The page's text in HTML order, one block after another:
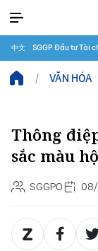
中文 SGGP Đầu tư Tài
VĂN HÓA
Thông
sắc màu
SGGPO